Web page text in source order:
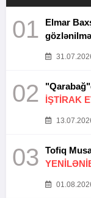
01
Elmar
02
İŞTİRAK
03